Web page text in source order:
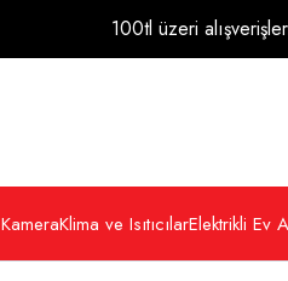
100tl üzeri
Klima ve IsıtıcılarElektrikli Ev